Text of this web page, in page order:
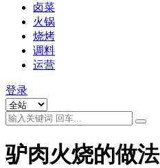
卤菜
火锅
烧烤
调料
运营
登录
驴肉火烧的做法